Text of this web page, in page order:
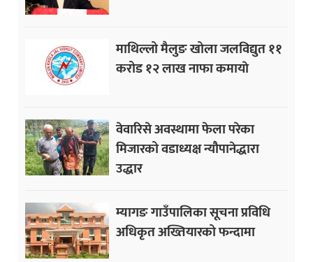
माथिल्लो मैलुङ खोला जलविद्युत ११
करोड १२ लाख नाफा कमायाे
वेवारिसे अवस्थामा फेला परेका
मिजारको वडाध्यक्ष न्यौपानेद्धारा
उद्धार
म्यागङ गाउँपालिका सूचना प्रविधि
अधिकृत अख्तियारको फन्दामा